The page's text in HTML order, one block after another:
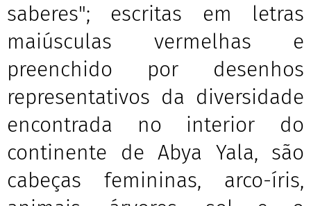
saberes"; escritas em letras
maiúsculas vermelhas e
preenchido por desenhos
representativos da diversidade
encontrada no interior do
continente de Abya Yala, são
cabeças femininas, arco-íris,